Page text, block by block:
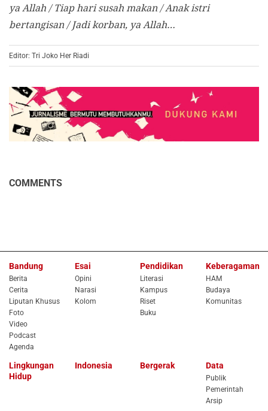
ya Allah / Tiap hari susah makan / Anak istri
bertangisan / Jadi korban, ya Allah…
Editor: Tri Joko Her Riadi
COMMENTS
Bandung
Berita
Cerita
Liputan Khusus
Foto
Video
Podcast
Agenda
Esai
Opini
Narasi
Kolom
Pendidikan
Literasi
Kampus
Riset
Buku
Keberagaman
HAM
Budaya
Komunitas
Lingkungan
Hidup
Indonesia Bergerak Data
Publik
Pemerintah
Arsip